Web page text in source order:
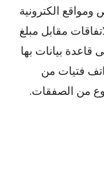
الكترونية
مقابل مبلغ
بيانات بها
فتيات من
من الصفقات.